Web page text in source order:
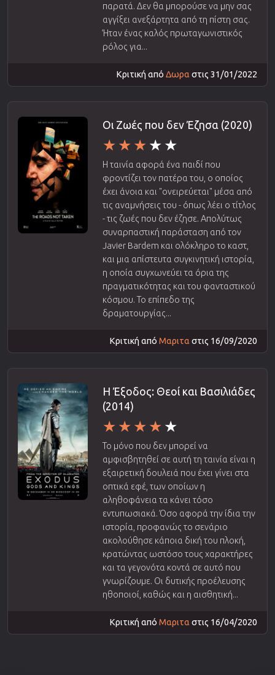
παρατά. Δεν θα μπορούσε να μην σας
αγγίξει ανεξάρτητα από τη πίστη σας.
Ήταν ένας καλός πρωταγωνιστικός
ρόλος για...
Κριτική από Δωρα στις 31/01/2022
Οι Ζωές που δεν Έζησα (2020)
Η ταινία αφορά ένα παιδί που
φροντίζει τον πατέρα του, ο οποίος
έχει άνοια και "ονειρεύεται" μέσα από
τις αναμνήσεις του - όπως λέει ο τίτλος
- τις ζωές που δεν έζησε. Απολύτως
συναρπαστική παράσταση από τον
Javier Bardem και ολόκληρο το καστ,
και μια απίστευτα συγκινητική ιστορία,
η οποία συγχωνεύει τα όρια της
πραγματικότητας και του φανταστικού
κόσμου. Το επίπεδο της
δραματουργίας...
Κριτική από Μαριτα στις 16/09/2020
Η Έξοδος: Θεοί και Βασιλιάδες
(2014)
Το μόνο που δεν μπορεί να
αμφισβητηθεί σε αυτή τη ταινία είναι η
εξαιρετική δουλειά που έχει γίνει στα
οπτικά εφέ, των οποίων η
αληθοφάνεια τα κάνει τόσο
εντυπωσιακά. Όσο αφορά την ίδια την
ιστορία, προφανώς το σενάριο
ακολούθησε κάποια δική του πλοκή,
κρατώντας ωστόσο τους χαρακτήρες
και τα γεγονότα κοντά σε αυτό που
γνωρίζουμε. Οι δυτικής προέλευσης
ηθοποιοί, καθώς και η αισθητική...
Κριτική από Μαριτα στις 16/04/2020